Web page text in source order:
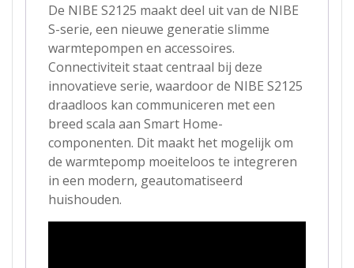
De NIBE S2125 maakt deel uit van de NIBE
S-serie, een nieuwe generatie slimme
warmtepompen en accessoires.
Connectiviteit staat centraal bij deze
innovatieve serie, waardoor de NIBE S2125
draadloos kan communiceren met een
breed scala aan Smart Home-
componenten. Dit maakt het mogelijk om
de warmtepomp moeiteloos te integreren
in een modern, geautomatiseerd
huishouden.